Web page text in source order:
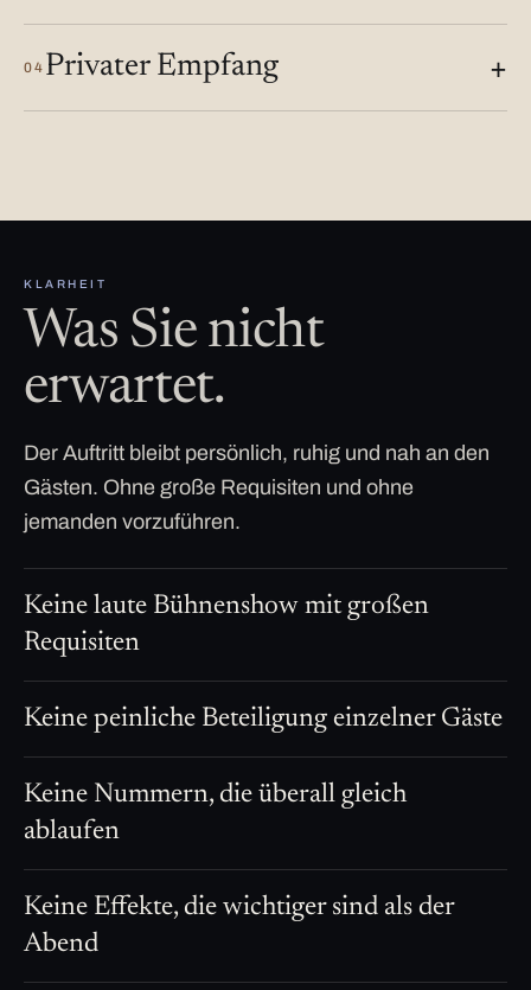
04 Privater Empfang
KLARHEIT
Was Sie nicht
erwartet.
Der Auftritt bleibt persönlich, ruhig und nah an den
Gästen. Ohne große Requisiten und ohne
jemanden vorzuführen.
Keine laute Bühnenshow mit großen
Requisiten
Keine peinliche Beteiligung einzelner Gäste
Keine Nummern, die überall gleich
ablaufen
Keine Effekte, die wichtiger sind als der
Abend